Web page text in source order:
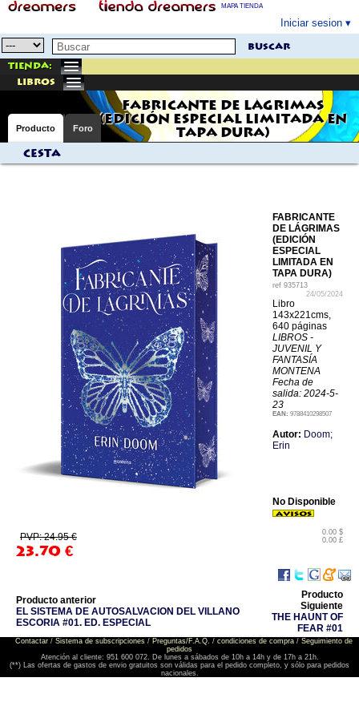
MAPA TIENDA
Iniciar sesion
buscar
Tienda:
libros
FABRICANTE DE LÁGRIMAS
(EDICIÓN ESPECIAL LIMITADA EN
TAPA DURA)
Producto Foro
Cesta
FABRICANTE
DE LÁGRIMAS
(EDICIÓN
ESPECIAL
LIMITADA EN
TAPA DURA)
ref 935713
24/05/2024
Libro
143x221cms,
640 páginas
LIBROS -
JUVENIL Y
FANTASÍA
MONTENA
Fecha de
salida: 2024-5-
23
EAN: 9788410298507
Autor: Doom;
Erin
PVP: 24.95 €
23.70 €
0.00 $
0.00 £
No Disponible
Producto anterior
EL SISTEMA DE AUTOSALVACION DEL VILLANO
ESCORIA #01. ED. ESPECIAL
Producto
Siguiente
THE HAUNT OF
FEAR #01
Contactar/ Sistema de subscripciones/ Preguntas/F.A.Q. / condiciones de compra/ Seguimiento de
pedidos
Atención al cliente: 951 600 072. De lunes a sábados de 10h a 14h y de 17h a 21h.
(**) Las ofertas de gastos de envio gratuitos son válidas para el pedido completo, y sólo para pedidos
nacionales.